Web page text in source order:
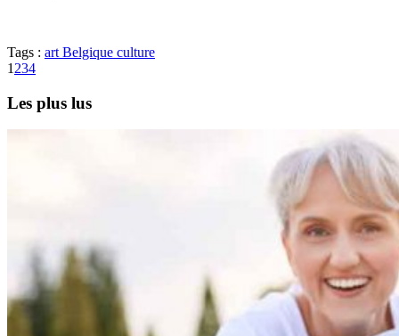
Tags : art Belgique culture
1 234
Les plus lus